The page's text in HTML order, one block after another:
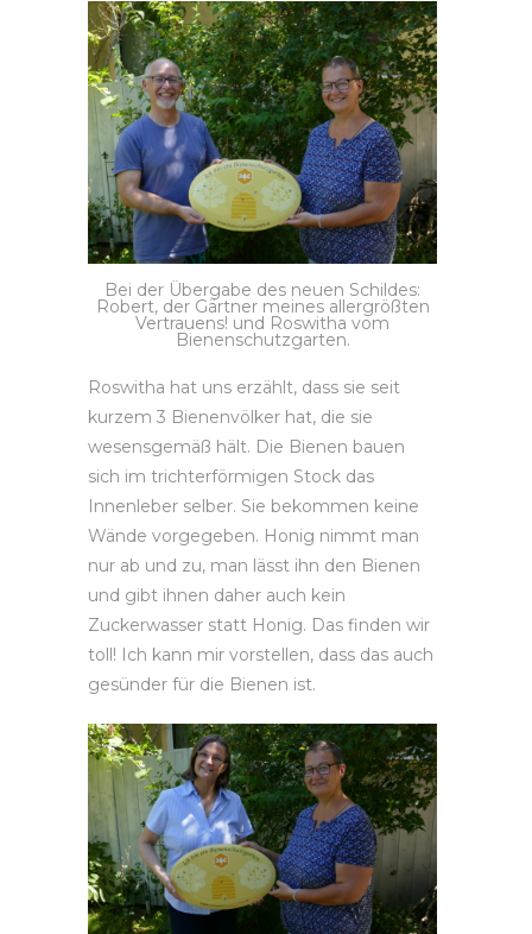
Bei der Übergabe des neuen Schildes:
Robert, der Gärtner meines allergrößten
Vertrauens! und Roswitha vom
Bienenschutzgarten.
Roswitha hat uns erzählt, dass sie seit
kurzem 3 Bienenvölker hat, die sie
wesensgemäß hält. Die Bienen bauen
sich im trichterförmigen Stock das
Innenleber selber. Sie bekommen keine
Wände vorgegeben. Honig nimmt man
nur ab und zu, man lässt ihn den Bienen
und gibt ihnen daher auch kein
Zuckerwasser statt Honig. Das finden wir
toll! Ich kann mir vorstellen, dass das auch
gesünder für die Bienen ist.